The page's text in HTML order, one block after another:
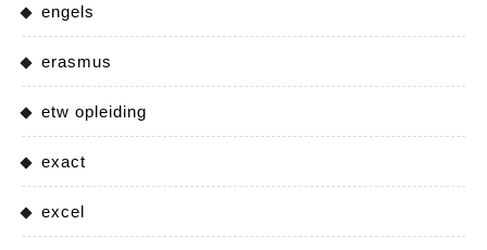
engels
erasmus
etw opleiding
exact
excel